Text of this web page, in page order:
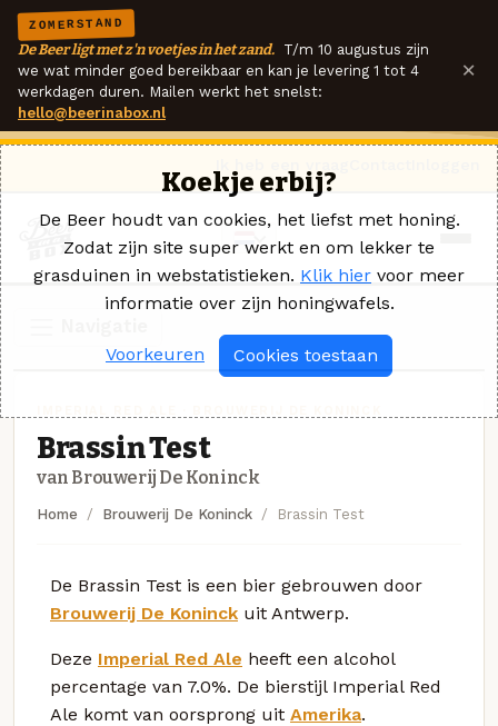
ZOMERSTAND
De Beer ligt met z'n voetjes in het zand. T/m 10 augustus zijn
we wat minder goed bereikbaar en kan je levering 1 tot 4
werkdagen duren. Mailen werkt het snelst:
hello@beerinabox.nl
×
Brassin Test
van Brouwerij De Koninck
Home Brouwerij De Koninck Brassin Test
De Brassin Test is een bier gebrouwen door
Brouwerij De Koninck uit Antwerp.
Deze Imperial Red Ale heeft een alcohol
percentage van 7.0%. De bierstijl Imperial Red
Ale komt van oorsprong uit Amerika.
Koekje erbij?
De Beer houdt van cookies, het liefst met honing.
Zodat zijn site super werkt en om lekker te
grasduinen in webstatistieken. Klik hier voor meer
informatie over zijn honingwafels.
Voorkeuren Cookies toestaan